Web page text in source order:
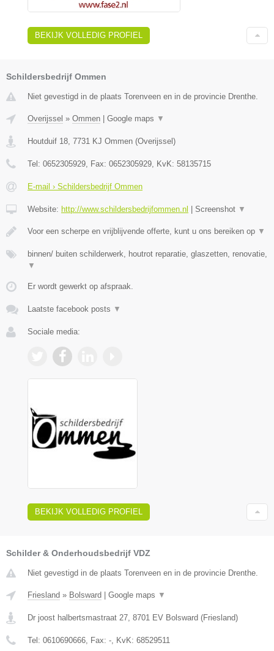
BEKIJK VOLLEDIG PROFIEL
Schildersbedrijf Ommen
Niet gevestigd in de plaats Torenveen en in de provincie Drenthe.
Overijssel » Ommen | Google maps ▼
Houtduif 18 7731 KJ Ommen (Overijssel)
Tel: 0652305929 , Fax: 0652305929 , KvK: 58135715
E-mail › Schildersbedrijf Ommen
Website: http://www.schildersbedrijfommen.nl | Screenshot ▼
Voor een scherpe en vrijblijvende offerte, kunt u ons bereiken op ▼
binnen/ buiten schilderwerk, houtrot reparatie, glaszetten, renovatie,
▼
Er wordt gewerkt op afspraak.
Laatste facebook posts ▼
Sociale media:
BEKIJK VOLLEDIG PROFIEL
Schilder & Onderhoudsbedrijf VDZ
Niet gevestigd in de plaats Torenveen en in de provincie Drenthe.
Friesland » Bolsward | Google maps ▼
Dr joost halbertsmastraat 27 8701 EV Bolsward (Friesland)
Tel: 0610690666 , Fax: - , KvK: 68529511